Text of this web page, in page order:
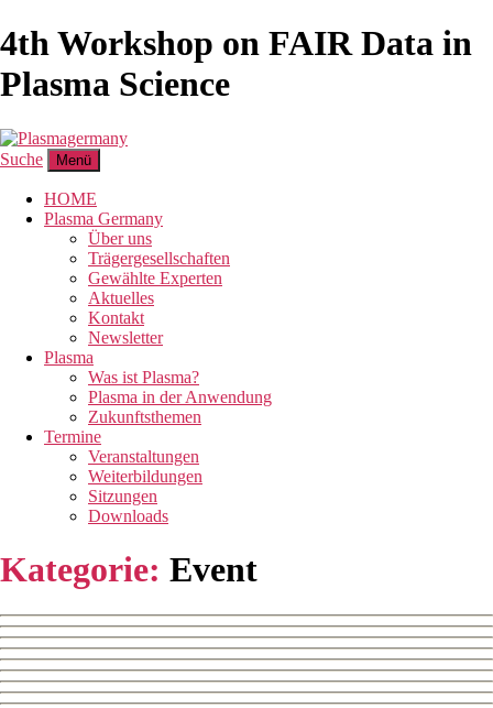
4th Workshop on FAIR Data in
Plasma Science
Suche Menü
HOME
Plasma Germany
Über uns
Trägergesellschaften
Gewählte Experten
Aktuelles
Kontakt
Newsletter
Plasma
Was ist Plasma?
Plasma in der Anwendung
Zukunftsthemen
Termine
Veranstaltungen
Weiterbildungen
Sitzungen
Downloads
Kategorie: Event